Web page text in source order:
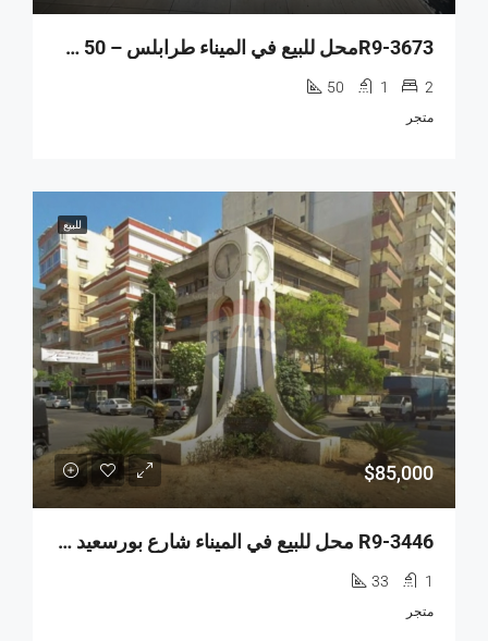
R9-3673محل للبيع في الميناء طرابلس – 50 م²، طابقان
2
1
50
متجر
للبيع
$85,000
R9-3446 محل للبيع في الميناء شارع بورسعيد طرابلس – 33 م² موقع مميز
1
33
متجر